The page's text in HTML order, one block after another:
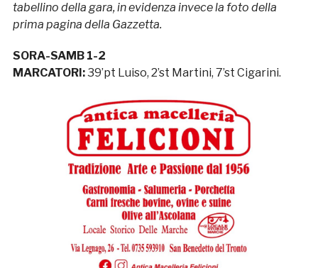
tabellino della gara, in evidenza invece la foto della
prima pagina della Gazzetta.
SORA-SAMB 1-2
MARCATORI:39’pt Luiso, 2’st Martini, 7’st Cigarini.